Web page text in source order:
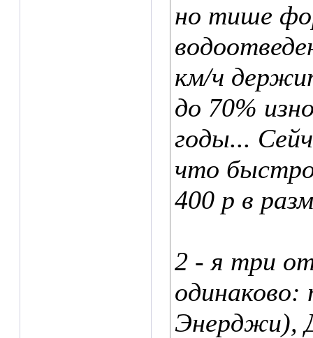
но тише
км/ч
до 70%
годы...
что
400 р в
2 - я три
Энерджи),